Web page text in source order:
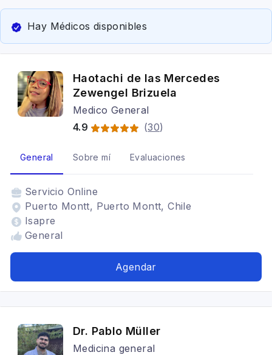
Hay Médicos disponibles
Haotachi de las Mercedes
Zewengel Brizuela
Medico General
4.9
(30)
General Sobre mí Evaluaciones
Servicio Online
Puerto Montt, Puerto Montt, Chile
Isapre
General
Agendar
Dr. Pablo Müller
Medicina general